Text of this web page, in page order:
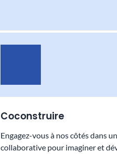
Coconstruire
Engagez-vous à nos côtés dans
collaborative pour imaginer et